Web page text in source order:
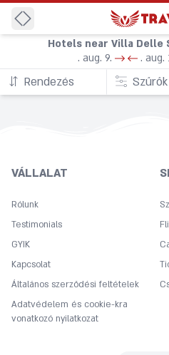
Back
Hotels near Villa Delle
. aug. 9.
. aug.
Rendezés Szűrők
VÁLLALAT
Rólunk
Testimonials
GYIK
Kapcsolat
Általános szerződési feltételek
Adatvédelem és cookie-kra
vonatkozó nyilatkozat